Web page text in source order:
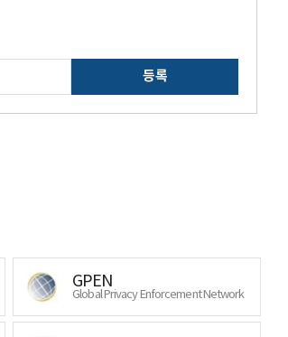
등록
GPEN
Global Privacy Enforcement Network